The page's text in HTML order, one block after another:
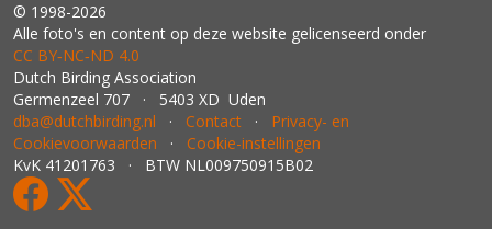
© 1998-2026
Alle foto's en content op deze website gelicenseerd onder
CC BY‑NC‑ND 4.0
Dutch Birding Association
Germenzeel 707 · 5403 XD Uden
dba@dutchbirding.nl · Contact · Privacy- en
Cookievoorwaarden · Cookie-instellingen
KvK 41201763 · BTW NL009750915B02